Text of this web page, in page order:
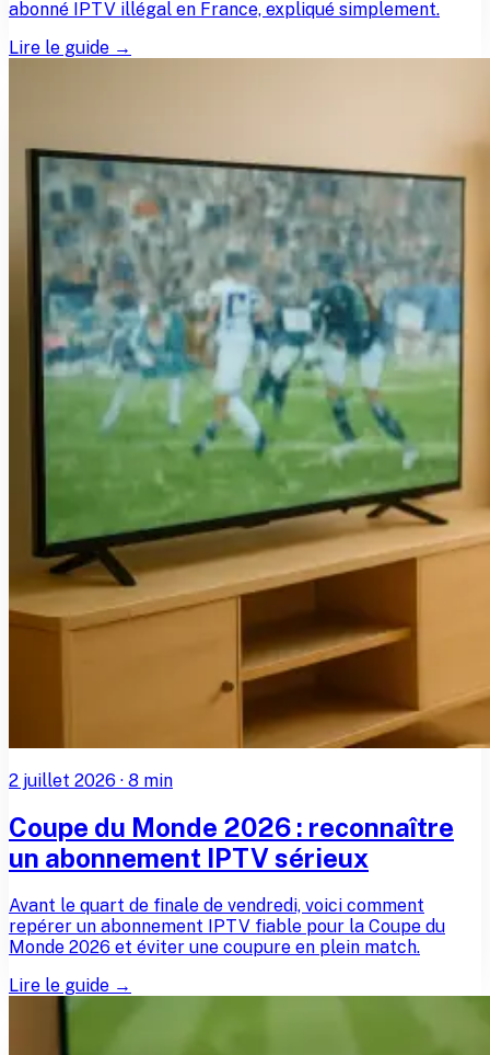
abonné IPTV illégal en France, expliqué simplement.
Lire le guide →
2 juillet 2026 · 8 min
Coupe du Monde 2026 : reconnaître
un abonnement IPTV sérieux
Avant le quart de finale de vendredi, voici comment
repérer un abonnement IPTV fiable pour la Coupe du
Monde 2026 et éviter une coupure en plein match.
Lire le guide →